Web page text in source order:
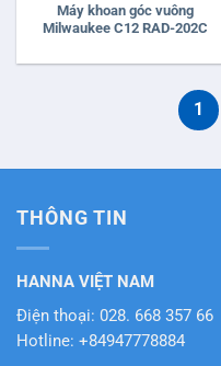
Máy khoan góc vuông
Milwaukee C12 RAD-202C
1
THÔNG TIN
HANNA VIỆT NAM
Điện thoại: 028. 668 357 66
Hotline: +84947778884